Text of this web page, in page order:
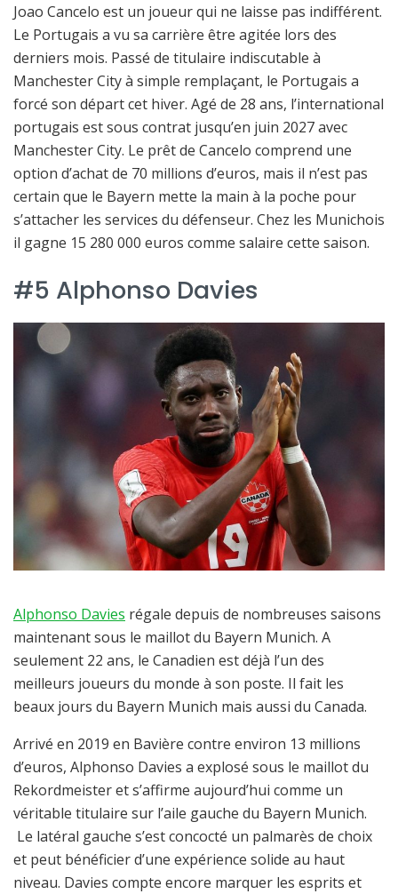
Joao Cancelo est un joueur qui ne laisse pas indifférent.
Le Portugais a vu sa carrière être agitée lors des
derniers mois. Passé de titulaire indiscutable à
Manchester City à simple remplaçant, le Portugais a
forcé son départ cet hiver. Agé de 28 ans, l’international
portugais est sous contrat jusqu’en juin 2027 avec
Manchester City. Le prêt de Cancelo comprend une
option d’achat de 70 millions d’euros, mais il n’est pas
certain que le Bayern mette la main à la poche pour
s’attacher les services du défenseur. Chez les Munichois
il gagne 15 280 000 euros comme salaire cette saison.
#5 Alphonso Davies
Alphonso Davies régale depuis de nombreuses saisons
maintenant sous le maillot du Bayern Munich. A
seulement 22 ans, le Canadien est déjà l’un des
meilleurs joueurs du monde à son poste. Il fait les
beaux jours du Bayern Munich mais aussi du Canada.
Arrivé en 2019 en Bavière contre environ 13 millions
d’euros, Alphonso Davies a explosé sous le maillot du
Rekordmeister et s’affirme aujourd’hui comme un
véritable titulaire sur l’aile gauche du Bayern Munich.
Le latéral gauche s’est concocté un palmarès de choix
et peut bénéficier d’une expérience solide au haut
niveau. Davies compte encore marquer les esprits et